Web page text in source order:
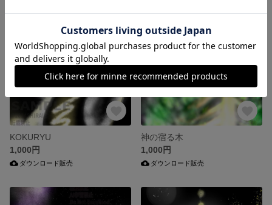
KOKURYU
1,000円
ダウンロード販売
神の宿る木
1,000円
ダウンロード販売